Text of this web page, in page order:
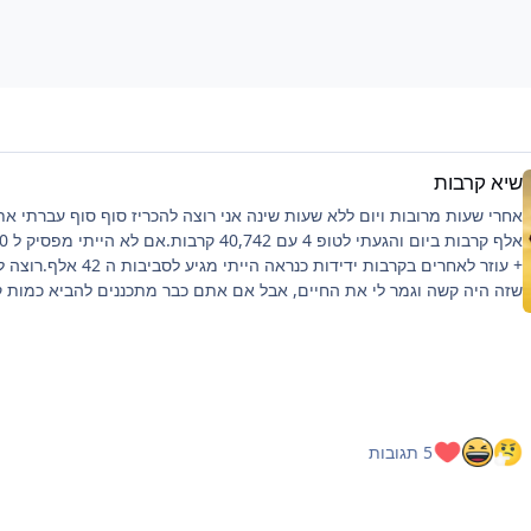
שיא קרבות
+ עוזר לאחרים בקרבות ידידות כנראה הייתי מגיע
שזה היה קשה וגמר לי את החיים, אבל אם אתם כבר מתכננים להביא כמות
שיותר.מפתחות זהב וכל דבר אחר שמבחינתי הוא סקאם בציפיה כמה שפחות
5 תגובות